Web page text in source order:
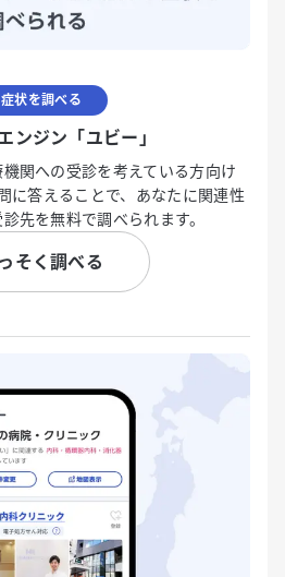
症状を調べる
ンジン「ユビー」
関への受診を考えている方向け
に答えることで、あなたに関連性
先を無料で調べられます。
そく調べる